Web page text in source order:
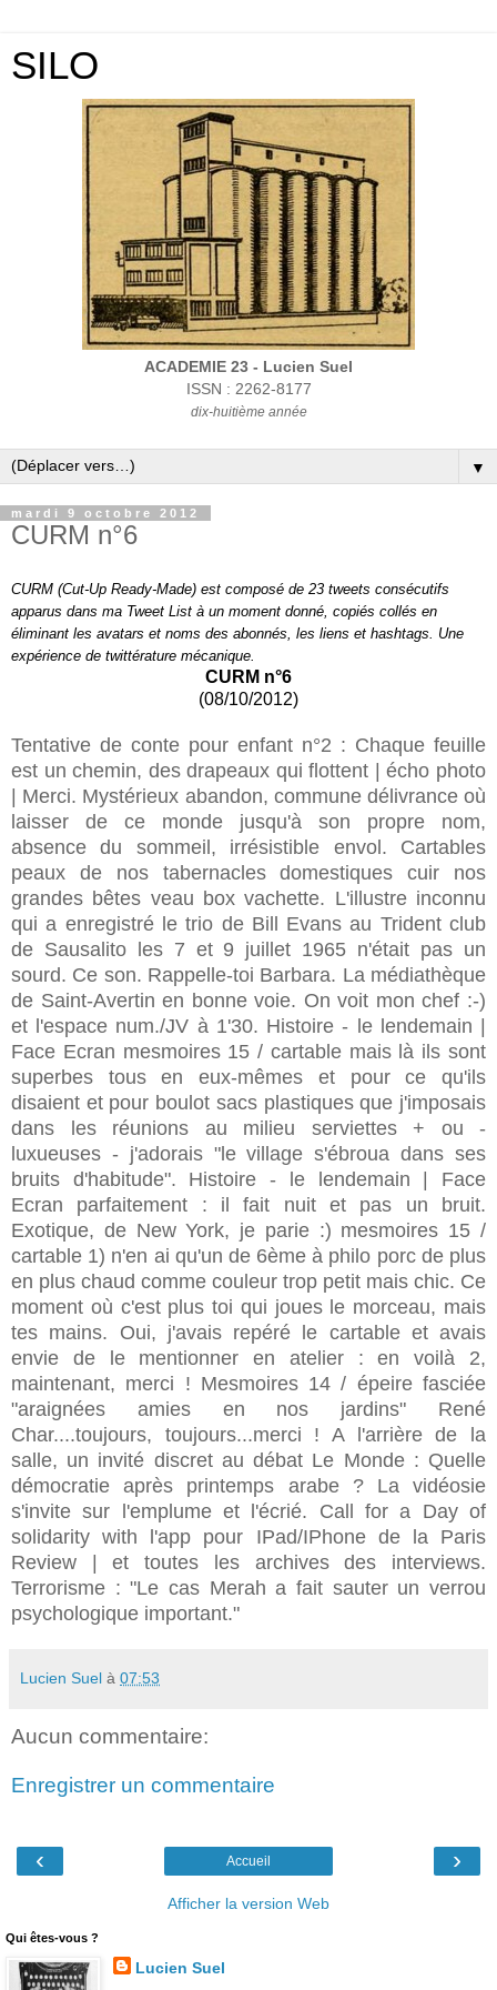
SILO
ACADEMIE 23 - Lucien Suel
ISSN : 2262-8177
dix-huitième année
▼
mardi 9 octobre 2012
CURM n°6
CURM (Cut-Up Ready-Made) est composé de 23 tweets consécutifs
apparus dans ma Tweet List à un moment donné, copiés collés en
éliminant les avatars et noms des abonnés, les liens et hashtags. Une
expérience de twittérature mécanique.
CURM n°6
(08/10/2012)
Tentative de conte pour enfant n°2 : Chaque feuille
est un chemin, des drapeaux qui flottent | écho photo
| Merci. Mystérieux abandon, commune délivrance où
laisser de ce monde jusqu'à son propre nom,
absence du sommeil, irrésistible envol. Cartables
peaux de nos tabernacles domestiques cuir nos
grandes bêtes veau box vachette. L'illustre inconnu
qui a enregistré le trio de Bill Evans au Trident club
de Sausalito les 7 et 9 juillet 1965 n'était pas un
sourd. Ce son. Rappelle-toi Barbara. La médiathèque
de Saint-Avertin en bonne voie. On voit mon chef :-)
et l'espace num./JV à 1'30. Histoire - le lendemain |
Face Ecran mesmoires 15 / cartable mais là ils sont
superbes tous en eux-mêmes et pour ce qu'ils
disaient et pour boulot sacs plastiques que j'imposais
dans les réunions au milieu serviettes + ou -
luxueuses - j'adorais "le village s'ébroua dans ses
bruits d'habitude". Histoire - le lendemain | Face
Ecran parfaitement : il fait nuit et pas un bruit.
Exotique, de New York, je parie :) mesmoires 15 /
cartable 1) n'en ai qu'un de 6ème à philo porc de plus
en plus chaud comme couleur trop petit mais chic. Ce
moment où c'est plus toi qui joues le morceau, mais
tes mains. Oui, j'avais repéré le cartable et avais
envie de le mentionner en atelier : en voilà 2,
maintenant, merci ! Mesmoires 14 / épeire fasciée
"araignées amies en nos jardins" René
Char....toujours, toujours...merci ! A l'arrière de la
salle, un invité discret au débat Le Monde : Quelle
démocratie après printemps arabe ? La vidéosie
s'invite sur l'emplume et l'écrié. Call for a Day of
solidarity with l'app pour IPad/IPhone de la Paris
Review | et toutes les archives des interviews.
Terrorisme : "Le cas Merah a fait sauter un verrou
psychologique important."
Lucien Suel à 07:53
Aucun commentaire:
Enregistrer un commentaire
‹ ›
Accueil
Afficher la version Web
Qui êtes-vous ?
Lucien Suel